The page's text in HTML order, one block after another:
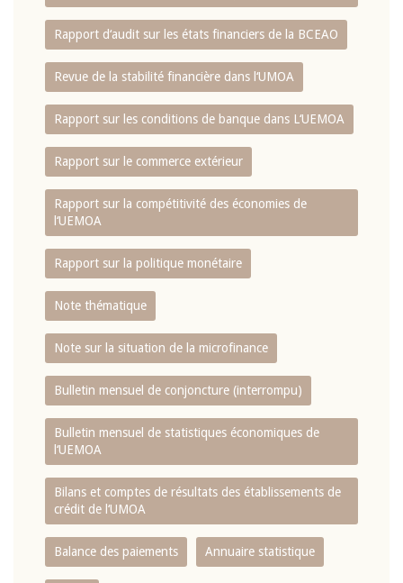
Rapport d‘audit sur les états financiers de la BCEAO
Revue de la stabilité financière dans l‘UMOA
Rapport sur les conditions de banque dans L‘UEMOA
Rapport sur le commerce extérieur
Rapport sur la compétitivité des économies de
l‘UEMOA
Rapport sur la politique monétaire
Note thématique
Note sur la situation de la microfinance
Bulletin mensuel de conjoncture (interrompu)
Bulletin mensuel de statistiques économiques de
l‘UEMOA
Bilans et comptes de résultats des établissements de
crédit de l‘UMOA
Balance des paiements Annuaire statistique